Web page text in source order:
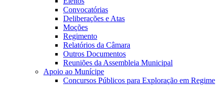
Convocatórias
Deliberações e Atas
Moções
Regimento
Relatórios da Câmara
Outros Documentos
Reuniões da Assembleia Municipal
Apoio ao Munícipe
Concursos Públicos para Exploração em Regime